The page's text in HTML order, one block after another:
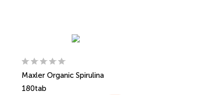
Maxler Organic Spirulina
180tab